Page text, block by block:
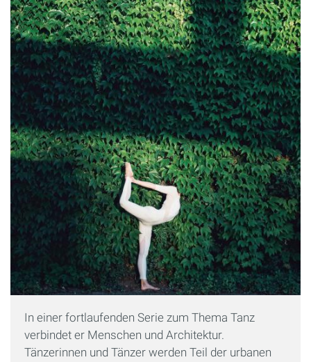
In einer fortlaufenden Serie zum Thema Tanz
verbindet er Menschen und Architektur.
Tänzerinnen und Tänzer werden Teil der urbanen